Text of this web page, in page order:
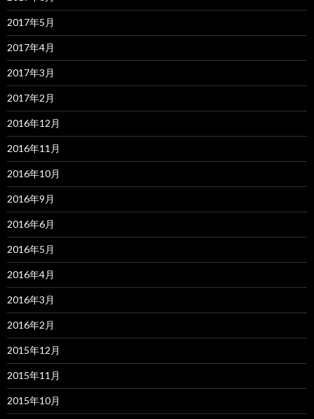
2017年5月
2017年4月
2017年3月
2017年2月
2016年12月
2016年11月
2016年10月
2016年9月
2016年6月
2016年5月
2016年4月
2016年3月
2016年2月
2015年12月
2015年11月
2015年10月